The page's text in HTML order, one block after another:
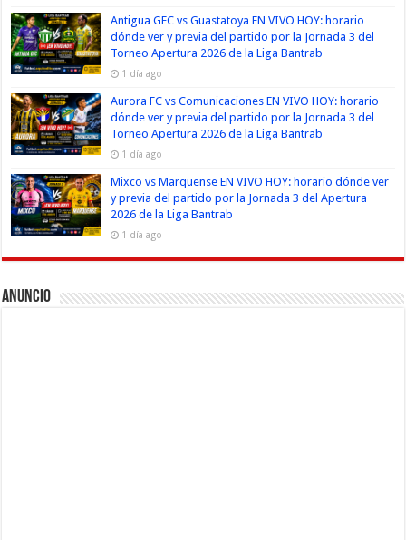
Antigua GFC vs Guastatoya EN VIVO HOY: horario
dónde ver y previa del partido por la Jornada 3 del
Torneo Apertura 2026 de la Liga Bantrab
1 día ago
Aurora FC vs Comunicaciones EN VIVO HOY: horario
dónde ver y previa del partido por la Jornada 3 del
Torneo Apertura 2026 de la Liga Bantrab
1 día ago
Mixco vs Marquense EN VIVO HOY: horario dónde ver
y previa del partido por la Jornada 3 del Apertura
2026 de la Liga Bantrab
1 día ago
Anuncio